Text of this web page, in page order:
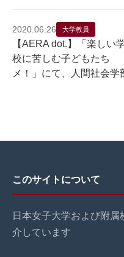
2020.06.26 大学教員
【AERA dot.】「楽しい
校に苦しむ子どもたち
メ！」にて、人間社会
このサイトについて
日本女子大学および附
介しています